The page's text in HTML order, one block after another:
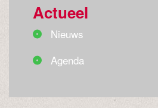
Actueel
Nieuws
Agenda